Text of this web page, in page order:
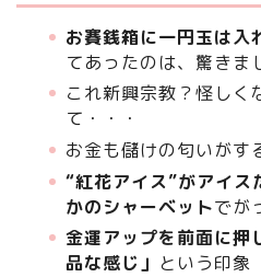
お賽銭箱に一円玉は入
てあったのは、驚きま
これ新興宗教？怪しく
て・・・
お金も儲けの匂いがす
“紅花アイス”がアイス
かのシャーベットでが
金運アップを前面に押
品な感じ」 という印象